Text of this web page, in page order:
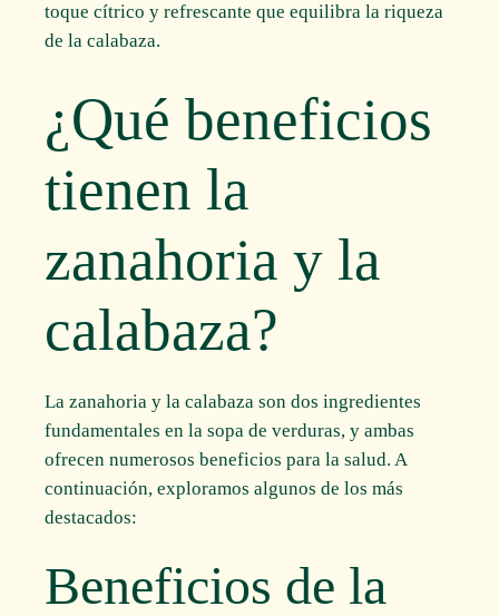
toque cítrico y refrescante que equilibra la riqueza
de la calabaza.
¿Qué beneficios
tienen la
zanahoria y la
calabaza?
La zanahoria y la calabaza son dos ingredientes
fundamentales en la sopa de verduras, y ambas
ofrecen numerosos beneficios para la salud. A
continuación, exploramos algunos de los más
destacados:
Beneficios de la